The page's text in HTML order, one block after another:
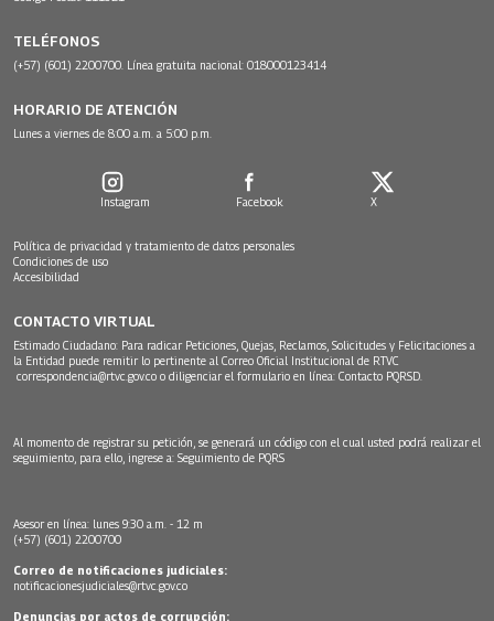
TELÉFONOS
(+57) (601) 2200700. Línea gratuita nacional: 018000123414
HORARIO DE ATENCIÓN
Lunes a viernes de 8:00 a.m. a 5:00 p.m.
Instagram Facebook X
Política de privacidad y tratamiento de datos personales
Condiciones de uso
Accesibilidad
CONTACTO VIRTUAL
Estimado Ciudadano: Para radicar Peticiones, Quejas, Reclamos, Solicitudes y Felicitaciones a
la Entidad puede remitir lo pertinente al Correo Oficial Institucional de RTVC
correspondencia@rtvc.gov.co o diligenciar el formulario en línea: Contacto PQRSD.
Al momento de registrar su petición, se generará un código con el cual usted podrá realizar el
seguimiento, para ello, ingrese a: Seguimiento de PQRS
Asesor en línea: lunes 9:30 a.m. - 12 m
(+57) (601) 2200700
Correo de notificaciones judiciales:
notificacionesjudiciales@rtvc.gov.co
Denuncias por actos de corrupción: